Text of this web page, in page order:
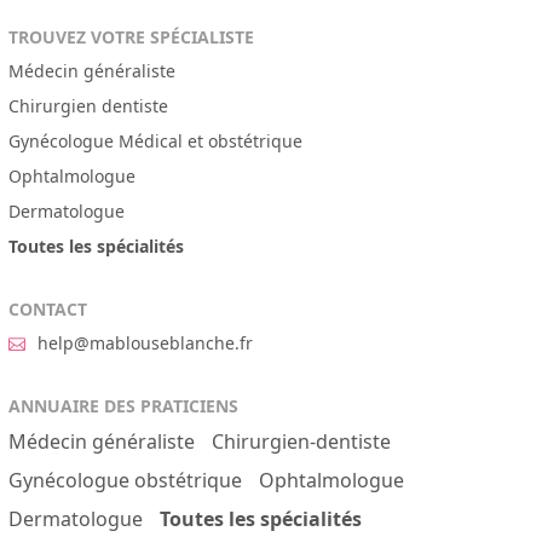
TROUVEZ VOTRE SPÉCIALISTE
Médecin généraliste
Chirurgien dentiste
Gynécologue Médical et obstétrique
Ophtalmologue
Dermatologue
Toutes les spécialités
CONTACT
help@mablouseblanche.fr
ANNUAIRE DES PRATICIENS
Médecin généraliste
Chirurgien-dentiste
Gynécologue obstétrique
Ophtalmologue
Dermatologue
Toutes les spécialités